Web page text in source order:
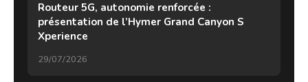
Routeur 5G, autonomie renforcée :
présentation de l’Hymer Grand Canyon S
Xperience
29/07/2026